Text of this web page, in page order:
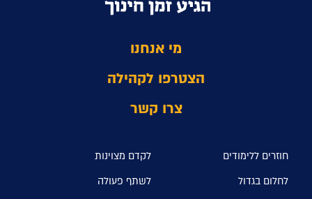
מי אנחנו
הצטרפו לקהילה
צרו קשר
חוזרים ללימודים
לקדם מצוינות
לחלום בגדול
לשתף פעולה